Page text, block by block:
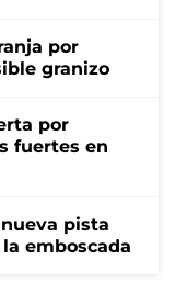
por
granizo
por
fuertes en
pista
emboscada